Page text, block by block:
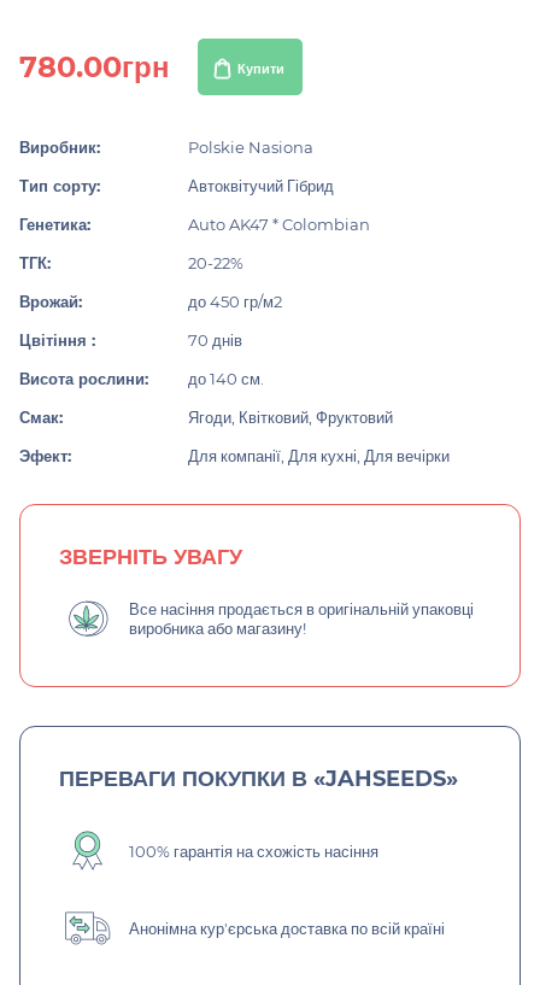
780.00грн Купити
Виробник:
Polskie Nasiona
Тип сорту:
Автоквітучий Гібрид
Генетика:
Auto AK47 * Colombian
ТГК:
20-22%
Врожай:
до 450 гр/м2
Цвітіння :
70 днів
Висота рослини:
до 140 см.
Смак:
Ягоди, Квітковий, Фруктовий
Эфект:
Для компанії, Для кухні, Для вечірки
ЗВЕРНІТЬ УВАГУ
Все насіння продається в оригінальній упаковці
виробника або магазину!
ПЕРЕВАГИ ПОКУПКИ В «JAHSEEDS»
100% гарантія на схожість насіння
Анонімна кур'єрська доставка по всій країні